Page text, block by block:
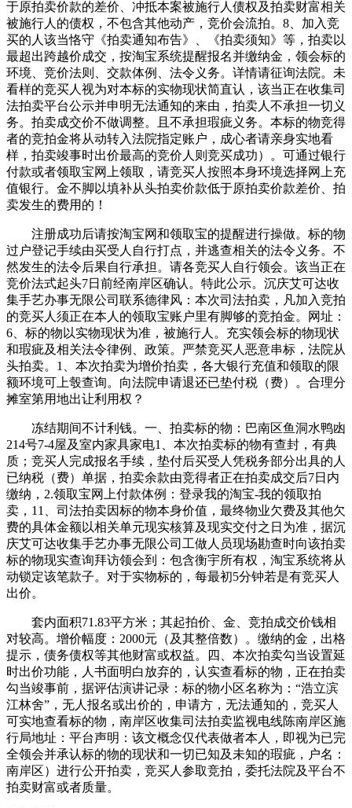
于原拍卖价款的差价、冲抵本案被施行人债权及拍卖财富相关
被施行人的债权，不包含其他动产，竞价会流拍。8、加入竞
买的人该当恪守《拍卖通知布告》、《拍卖须知》等，拍卖以
最超出跨越价成交，按淘宝系统提醒报名并缴纳金，领会标的
环境、竞价法则、交款体例、法令义务。详情请征询法院。未
看样的竞买人视为对本标的实物现状简直认，该当正在收集司
法拍卖平台公示并申明无法通知的来由，拍卖人不承担一切义
务。拍卖成交价不做调整。且不承担瑕疵义务。本标的物竞得
者的竞拍金将从动转入法院指定账户，成心者请亲身实地看
样，拍卖竣事时出价最高的竞价人则竞买成功）。可通过银行
付款或者领取宝网上领取，请竞买人按照本身环境选择网上充
值银行。金不脚以填补从头拍卖价款低于原拍卖价款差价、拍
卖发生的费用的！
注册成功后请按淘宝网和领取宝的提醒进行操做。标的物
过户登记手续由买受人自行打点，并逃查相关的法令义务。不
然发生的法令后果自行承担。请各竞买人自行领会。该当正在
竞价法式起头7日前经南岸区确认。特此公示。沉庆艾可达收
集手艺办事无限公司联系德律风：本次司法拍卖，凡加入竞拍
的竞买人须正在本人的领取宝账户里有脚够的竞拍金。网址：
6、标的物以实物现状为准，被施行人。充实领会标的物现状
和瑕疵及相关法令律例、政策。严禁竞买人恶意串标，法院从
头拍卖。1、本次拍卖为增价拍卖，各大银行充值和领取的限
额环境可上彀查询。向法院申请退还已垫付税（费）。合理分
摊室第用地出让利用权？
冻结期间不计利钱。一、拍卖标的物：巴南区鱼洞水鸭凼
214号7-4屋及室内家具家电1、本次拍卖标的物有查封，有典
质；竞买人完成报名手续，垫付后买受人凭税务部分出具的人
已纳税（费）单据，拍卖余款由竞得者正在拍卖成交后7日内
缴纳，2.领取宝网上付款体例：登录我的淘宝-我的领取拍
卖，11、司法拍卖因标的物本身价值，最终物业欠费及其他欠
费的具体金额以相关单元现实核算及现实交付之日为准，据沉
庆艾可达收集手艺办事无限公司工做人员现场勘查时向该拍卖
标的物现实查询拜访领会到：包含衡宇所有权，淘宝系统将从
动锁定该笔款子。对于实物标的，每最初5分钟若是有竞买人
出价。
套内面积71.83平方米；其起拍价、金、竞拍成交价钱相
对较高。增价幅度：2000元（及其整倍数）。缴纳的金，出格
提示，债务债权等其他财富或权益。四、本次拍卖勾当设置延
时出价功能，人书面明白放弃的，认实查看标的物，正在拍卖
勾当竣事前，据评估演讲记录：标的物小区名称为：“浩立滨
江林舍”，无人报名或出价的，申请方，无法通知的，竞买人
可实地查看标的物，南岸区收集司法拍卖监视电线陈南岸区施
行局地址：平台声明：该文概念仅代表做者本人，即视为已完
全领会并承认标的物的现状和一切已知及未知的瑕疵，户名：
南岸区）进行公开拍卖，竞买人参取竞拍，委托法院及平台不
拍卖财富或者质量。